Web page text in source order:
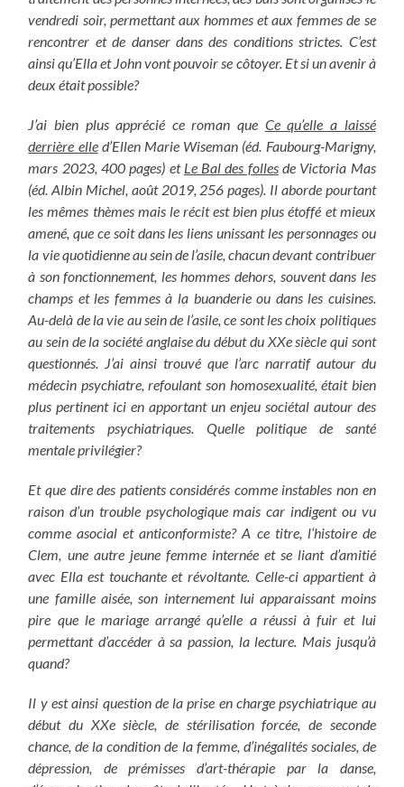
vendredi soir, permettant aux hommes et aux femmes de se
rencontrer et de danser dans des conditions strictes. C’est
ainsi qu’Ella et John vont pouvoir se côtoyer. Et si un avenir à
deux était possible?
J’ai bien plus apprécié ce roman que Ce qu’elle a laissé
derrière elled’Ellen Marie Wiseman (éd. Faubourg-Marigny,
mars 2023, 400 pages) et Le Bal des follesde Victoria Mas
(éd. Albin Michel, août 2019, 256 pages). Il aborde pourtant
les mêmes thèmes mais le récit est bien plus étoffé et mieux
amené, que ce soit dans les liens unissant les personnages ou
la vie quotidienne au sein de l’asile, chacun devant contribuer
à son fonctionnement, les hommes dehors, souvent dans les
champs et les femmes à la buanderie ou dans les cuisines.
Au-delà de la vie au sein de l’asile, ce sont les choix politiques
au sein de la société anglaise du début du XXe siècle qui sont
questionnés. J’ai ainsi trouvé que l’arc narratif autour du
médecin psychiatre, refoulant son homosexualité, était bien
plus pertinent ici en apportant un enjeu sociétal autour des
traitements psychiatriques. Quelle politique de santé
mentale privilégier?
Et que dire des patients considérés comme instables non en
raison d’un trouble psychologique mais car indigent ou vu
comme asocial et anticonformiste? A ce titre, l‘histoire de
Clem, une autre jeune femme internée et se liant d’amitié
avec Ella est touchante et révoltante. Celle-ci appartient à
une famille aisée, son internement lui apparaissant moins
pire que le mariage arrangé qu’elle a réussi à fuir et lui
permettant d’accéder à sa passion, la lecture. Mais jusqu’à
quand?
Il y est ainsi question de la prise en charge psychiatrique au
début du XXe siècle, de stérilisation forcée, de seconde
chance, de la condition de la femme, d’inégalités sociales, de
dépression, de prémisses d’art-thérapie par la danse,